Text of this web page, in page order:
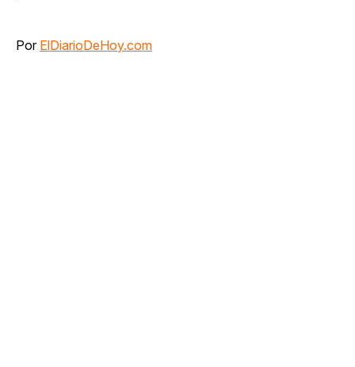
Por ElDiarioDeHoy.com